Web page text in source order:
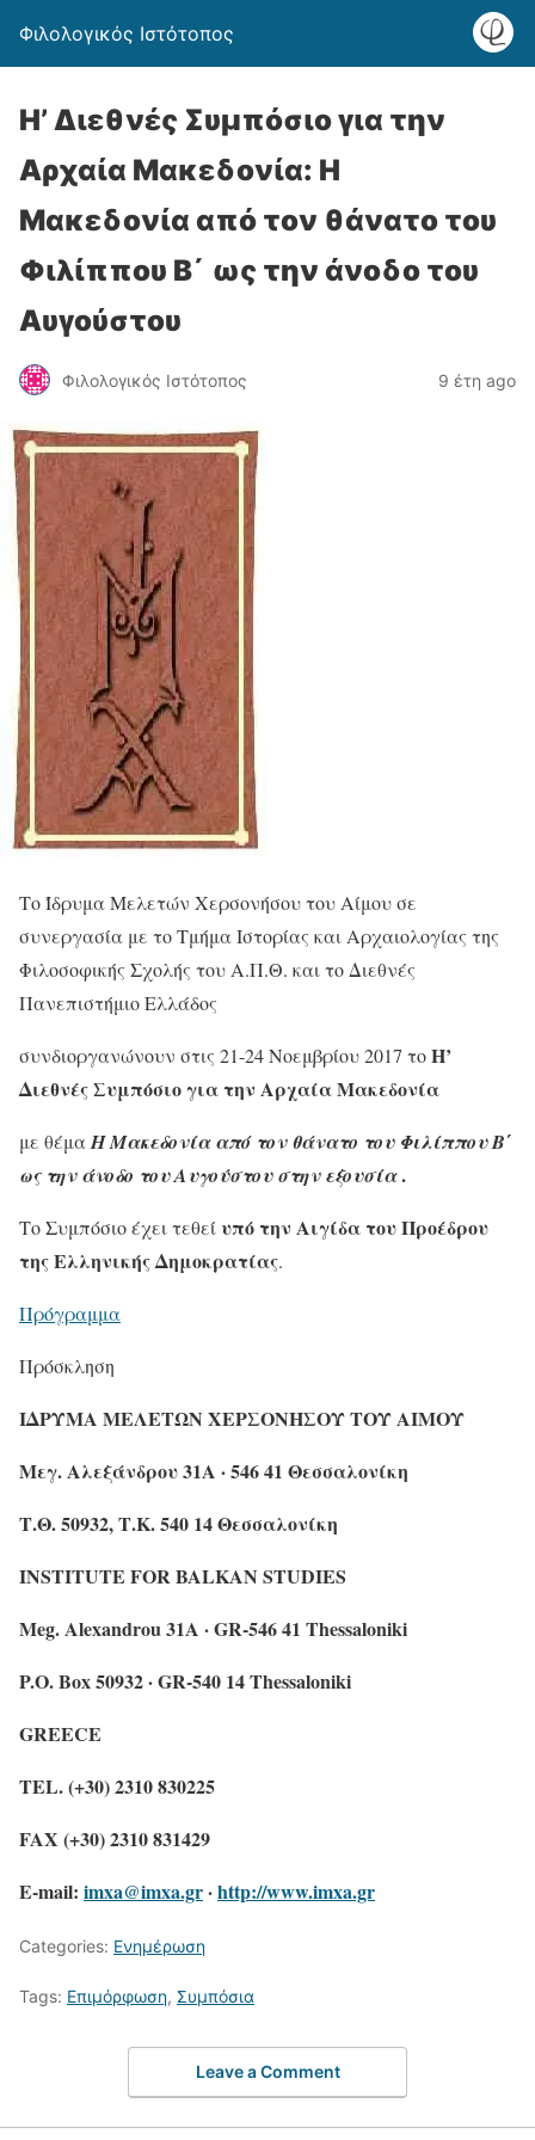
Φιλολογικός Ιστότοπος
Η’ Διεθνές Συμπόσιο για την
Αρχαία Μακεδονία: H
Μακεδονία από τον θάνατο του
Φιλίππου Β΄ ως την άνοδο του
Αυγούστου
Φιλολογικός Ιστότοπος 9 έτη ago
Το Ίδρυμα Μελετών Χερσονήσου του Αίμου σε
συνεργασία με το Τμήμα Ιστορίας και Αρχαιολογίας της
Φιλοσοφικής Σχολής του Α.Π.Θ. και το Διεθνές
Πανεπιστήμιο Ελλάδος
συνδιοργανώνουν στις 21-24 Νοεμβρίου 2017 τοΗ’
Διεθνές Συμπόσιο για την Αρχαία Μακεδονία
με θέμαH Μακεδονία από τον θάνατο του Φιλίππου Β΄
ως την άνοδο του Αυγούστου στην εξουσία.
Το Συμπόσιο έχει τεθείυπό την Αιγίδα του Προέδρου
της ΕλληνικήςΔημοκρατίας.
Πρόγραμμα
Πρόσκληση
ΙΔΡΥΜΑ ΜΕΛΕΤΩΝ ΧΕΡΣΟΝΗΣΟΥ ΤΟΥ ΑΙΜΟΥ
Μεγ. Αλεξάνδρου 31Α · 546 41 Θεσσαλονίκη
Τ.Θ. 50932,Τ.Κ. 540 14Θεσσαλονίκη
INSTITUTE FOR BALKAN STUDIES
Meg. Alexandrou 31A · GR-546 41 Thessaloniki
P.O. Box 50932 · GR-540 14 Thessaloniki
GREECE
TEL. (+30) 2310 830225
FAX (+30) 2310 831429
E-mail: imxa@imxa.gr·http://www.imxa.gr
Categories: Ενημέρωση
Tags: Επιμόρφωση, Συμπόσια
Leave a Comment